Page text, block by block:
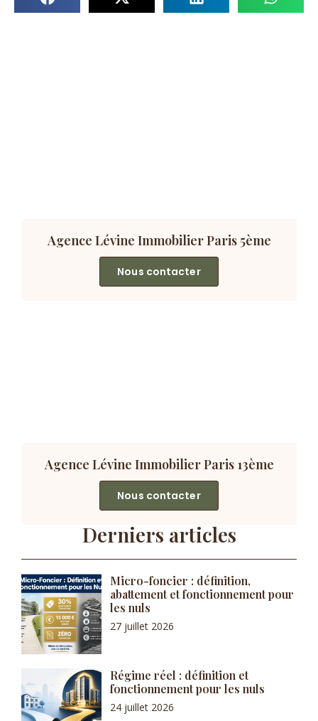
Agence Lévine Immobilier Paris 5ème
Nous contacter
Agence Lévine Immobilier Paris 13ème
Nous contacter
Derniers articles
Micro-foncier : définition,
abattement et fonctionnement pour
les nuls
27 juillet 2026
Régime réel : définition et
fonctionnement pour les nuls
24 juillet 2026